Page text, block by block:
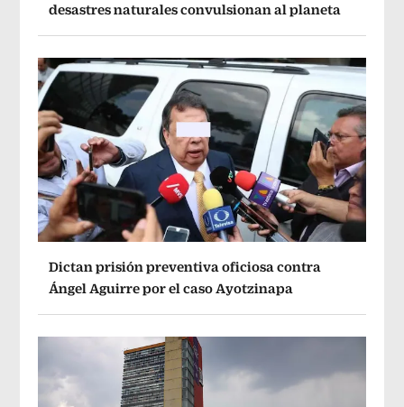
desastres naturales convulsionan al planeta
Dictan prisión preventiva oficiosa contra
Ángel Aguirre por el caso Ayotzinapa